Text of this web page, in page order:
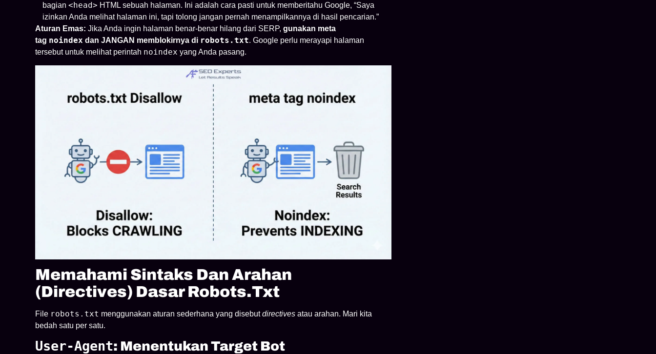
bagian <head> HTML sebuah halaman. Ini adalah cara pasti untuk memberitahu Google, “Saya
izinkan Anda melihat halaman ini, tapi tolong jangan pernah menampilkannya di hasil pencarian.”
Aturan Emas: Jika Anda ingin halaman benar-benar hilang dari SERP, gunakan meta
tag noindex dan JANGAN memblokirnya di robots.txt. Google perlu merayapi halaman
tersebut untuk melihat perintah noindex yang Anda pasang.
Memahami Sintaks Dan Arahan
(Directives) Dasar Robots.txt
File robots.txt menggunakan aturan sederhana yang disebutdirectives atau arahan. Mari kita
bedah satu per satu.
User-Agent: Menentukan Target Bot